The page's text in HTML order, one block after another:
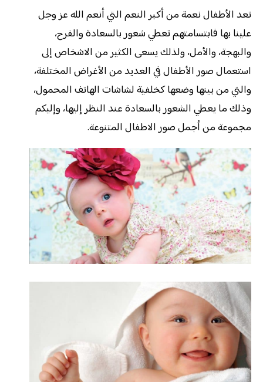
تعد الأطفال نعمة من أكبر النعم التي أنعم الله عز وجل
علينا بها فابتسامتهم تعطي شعور بالسعادة والفرح،
والبهجة، والأمل، ولذلك يسعى الكثير من الاشخاص إلى
استعمال صور الأطفال في العديد من الأغراض المختلفة،
والتي من بينها وضعها كخلفية لشاشات الهاتف المحمول،
وذلك ما يعطي الشعور بالسعادة عند النظر إليها، وإليكم
مجموعة من أجمل صور الاطفال المتنوعة.